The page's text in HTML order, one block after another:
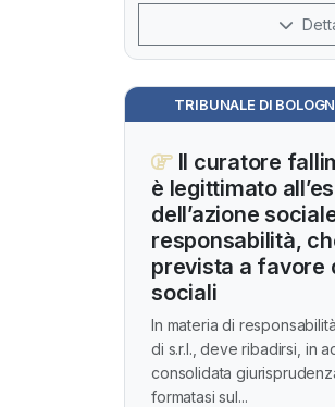
TRIBUNALE DI
Il curatore
è legittimato
dell’azione
responsabilità,
prevista a favore
sociali
In materia di
di s.r.l., deve ribadirsi, in
consolidata
formatasi sul...